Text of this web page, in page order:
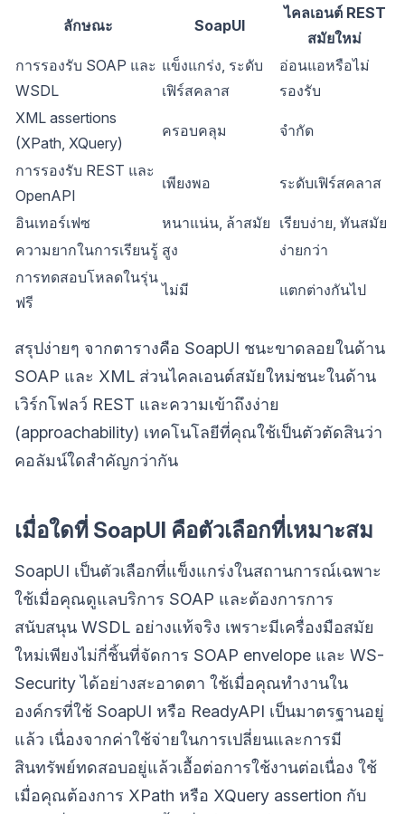
ลักษณะ SoapUI
ไคลเอนต์ REST
สมัยใหม่
การรองรับ SOAP และ
WSDL
แข็งแกร่ง, ระดับ
เฟิร์สคลาส
อ่อนแอหรือไม่
รองรับ
XML assertions
(XPath, XQuery)
ครอบคลุม จำกัด
การรองรับ REST และ
OpenAPI
เพียงพอ ระดับเฟิร์สคลาส
อินเทอร์เฟซ หนาแน่น, ล้าสมัย เรียบง่าย, ทันสมัย
ความยากในการเรียนรู้ สูง
ง่ายกว่า
การทดสอบโหลดในรุ่น
ฟรี
ไม่มี แตกต่างกันไป
สรุปง่ายๆ จากตารางคือ SoapUI ชนะขาดลอยในด้าน
SOAP และ XML ส่วนไคลเอนต์สมัยใหม่ชนะในด้าน
เวิร์กโฟลว์ REST และความเข้าถึงง่าย
(approachability) เทคโนโลยีที่คุณใช้เป็นตัวตัดสินว่า
คอลัมน์ใดสำคัญกว่ากัน
เมื่อใดที่ SoapUI คือตัวเลือกที่เหมาะสม
SoapUI เป็นตัวเลือกที่แข็งแกร่งในสถานการณ์เฉพาะ
ใช้เมื่อคุณดูแลบริการ SOAP และต้องการการ
สนับสนุน WSDL อย่างแท้จริง เพราะมีเครื่องมือสมัย
ใหม่เพียงไม่กี่ชิ้นที่จัดการ SOAP envelope และ WS-
Security ได้อย่างสะอาดตา ใช้เมื่อคุณทำงานใน
องค์กรที่ใช้ SoapUI หรือ ReadyAPI เป็นมาตรฐานอยู่
แล้ว เนื่องจากค่าใช้จ่ายในการเปลี่ยนและการมี
สินทรัพย์ทดสอบอยู่แล้วเอื้อต่อการใช้งานต่อเนื่อง ใช้
เมื่อคุณต้องการ XPath หรือ XQuery assertion กับ